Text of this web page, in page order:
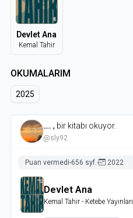
Devlet Ana
Kemal Tahir
OKUMALARIM
2025
…. , bir kitabı okuyor.
@sly92
Puan vermedi-656 syf.- 2022
Devlet Ana
Kemal Tahir - Ketebe Yayınları